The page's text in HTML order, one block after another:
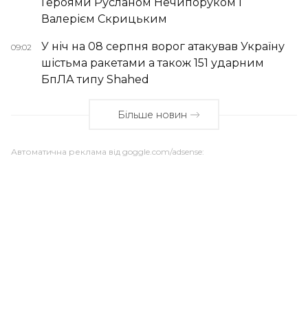
Валерієм Скрицьким
09:02
У ніч на 08 серпня ворог атакував Україну
шістьма ракетами а також 151 ударним
БпЛА типу Shahed
Більше новин
Автоматична реклама від goggle.com/adsense: